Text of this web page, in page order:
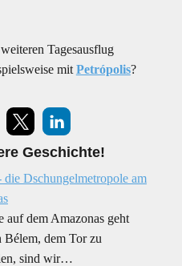
Tagesausflug
mit Petrópolis?
Geschichte!
die Dschungelmetropole am
auf dem Amazonas geht
Bélem, dem Tor zu
sind wir…